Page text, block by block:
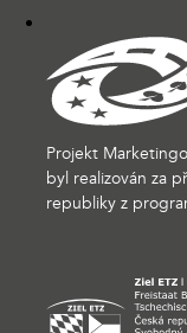
Projekt
byl realizován za
republiky z